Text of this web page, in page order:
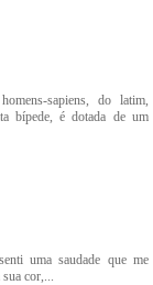
sapiens, do latim,
bípede, é dotada de um
uma saudade que me
cor,...